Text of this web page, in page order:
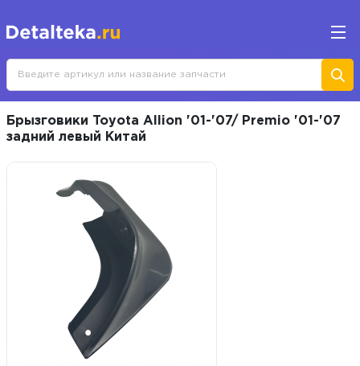
Брызговики Toyota Allion '01-'07/ Premio '01-'07
задний левый Китай